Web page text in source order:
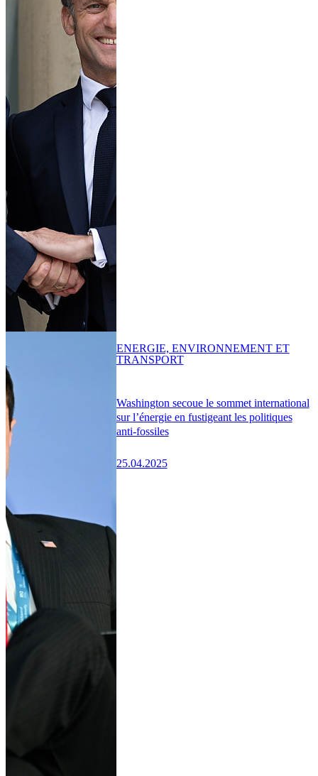
Washington secoue le sommet international
sur l’énergie en fustigeant les politiques
anti-fossiles
25.04.2025
ENERGIE, ENVIRONNEMENT ET
TRANSPORT